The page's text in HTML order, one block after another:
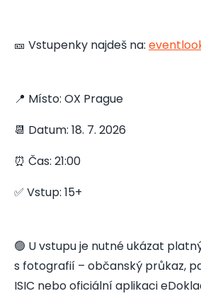
🎫 Vstupenky najdeš na:
📍 Místo: OX Prague
📆 Datum: 18. 7. 2026
⏰ Čas: 21:00
✅ Vstup: 15+
🟢 U vstupu je nutné ukázat
s fotografií – občanský průkaz,
ISIC nebo oficiální aplikaci